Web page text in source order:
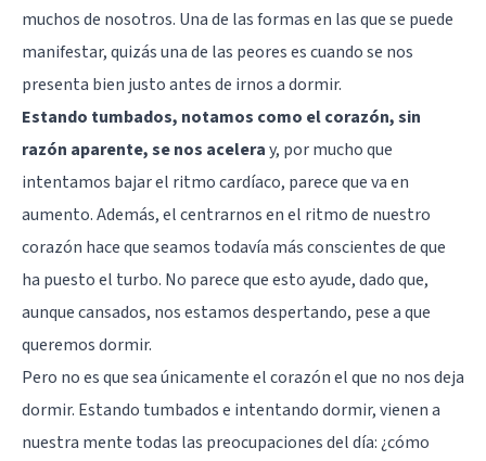
muchos de nosotros. Una de las formas en las que se puede
manifestar, quizás una de las peores es cuando se nos
presenta bien justo antes de irnos a dormir.
Estando tumbados, notamos como el corazón, sin
razón aparente, se nos aceleray, por mucho que
intentamos bajar el ritmo cardíaco, parece que va en
aumento. Además, el centrarnos en el ritmo de nuestro
corazón hace que seamos todavía más conscientes de que
ha puesto el turbo. No parece que esto ayude, dado que,
aunque cansados, nos estamos despertando, pese a que
queremos dormir.
Pero no es que sea únicamente el corazón el que no nos deja
dormir. Estando tumbados e intentando dormir, vienen a
nuestra mente todas las preocupaciones del día: ¿cómo